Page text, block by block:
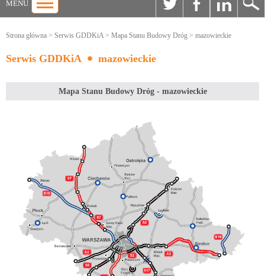
MENU
Strona główna > Serwis GDDKiA> Mapa Stanu Budowy Dróg > mazowieckie
Serwis GDDKiA mazowieckie
Mapa Stanu Budowy Dróg - mazowieckie